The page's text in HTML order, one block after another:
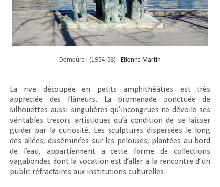
Demeure I (1954-58) - Etienne Martin
La rive découpée en petits amphithéâtres est très
appréciée des flâneurs. La promenade ponctuée de
silhouettes aussi singulières qu’incongrues ne dévoile ses
véritables trésors artistiques qu’à condition de se laisser
guider par la curiosité. Les sculptures dispersées le long
des allées, disséminées sur les pelouses, plantées au bord
de l’eau, appartiennent à cette forme de collections
vagabondes dont la vocation est d’aller à la rencontre d’un
public réfractaires aux institutions culturelles.